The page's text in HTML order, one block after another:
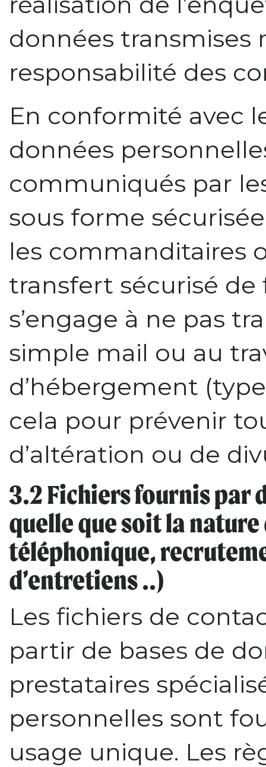
données transmises
responsabilité des
En conformité avec
données
communiqués par
sous forme
les commanditaires
transfert sécurisé de
s’engage à ne pas
simple mail ou au
d’hébergement
cela pour prévenir
d’altération ou de
3.2 Fichiers fournis par
quelle que soit la nature
téléphonique,
d’entretiens ..)
Les fichiers de
partir de bases de
prestataires
personnelles sont
usage unique. Les